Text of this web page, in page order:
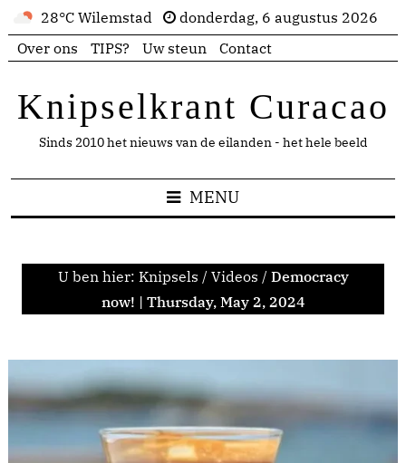
28°C Wilemstad
donderdag, 6 augustus 2026
Over ons
TIPS? Uw steun Contact
Knipselkrant Curacao
Sinds 2010 het nieuws van de eilanden - het hele beeld
MENU
U ben hier: Knipsels / Videos / Democracy
now! | Thursday, May 2, 2024